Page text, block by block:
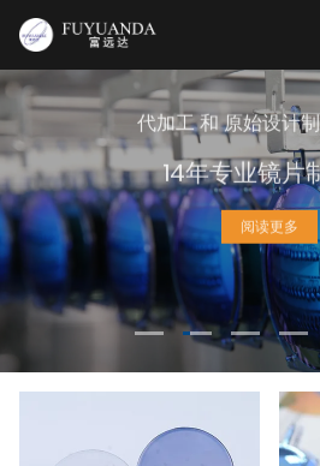
代加工 和 原始设计
14年专业镜片
阅读更多